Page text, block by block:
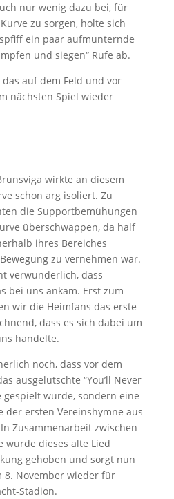
nur wenig dazu bei, für
zu sorgen, holte sich
ein paar aufmunternde
und siegen“ Rufe ab.
auf dem Feld und vor
nächsten Spiel wieder
wirkte an diesem
schon arg isoliert. Zu
die Supportbemühungen
überschwappen, da half
ihres Bereiches
zu vernehmen war.
verwunderlich, dass
bei uns ankam. Erst zum
wir die Heimfans das erste
dass es sich dabei um
handelte.
noch, dass vor dem
ausgelutschte “You’ll Never
gespielt wurde, sondern eine
der ersten Vereinshymne aus
Zusammenarbeit zwischen
wurde dieses alte Lied
gehoben und sorgt nun
8. November wieder für
Stadion.